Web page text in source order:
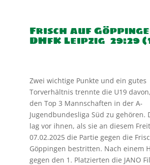
Frisch auf
DHfK Leipzig 29:29
Zwei wichtige Punkte und ein gutes
Torverhältnis trennte die U19
den Top 3 Mannschaften in der A-
Jugendbundesliga Süd zu gehören.
lag vor ihnen, als sie an diesem
07.02.2025 die Partie gegen die
Göppingen bestritten. Nach einem
gegen den 1. Platzierten die JANO